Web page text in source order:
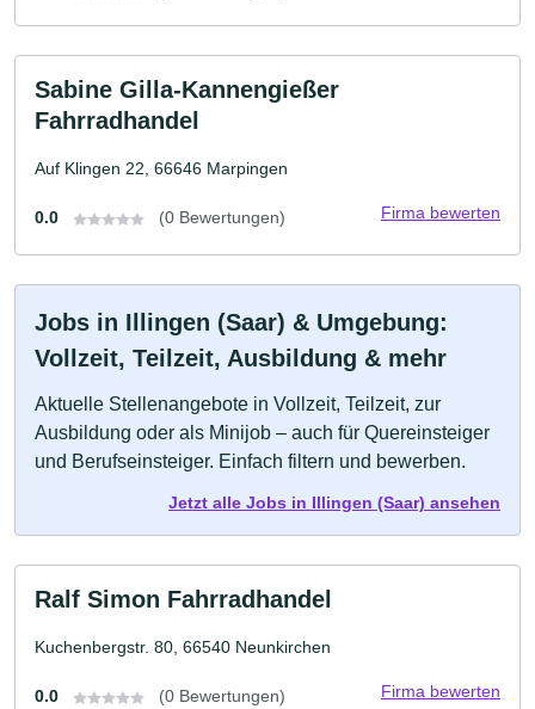
Sabine Gilla-Kannengießer
Fahrradhandel
Auf Klingen 22, 66646 Marpingen
0.0 (0 Bewertungen) Firma bewerten
Jobs in Illingen (Saar) & Umgebung:
Vollzeit, Teilzeit, Ausbildung & mehr
Aktuelle Stellenangebote in Vollzeit, Teilzeit, zur
Ausbildung oder als Minijob – auch für Quereinsteiger
und Berufseinsteiger. Einfach filtern und bewerben.
Jetzt alle Jobs in Illingen (Saar) ansehen
Ralf Simon Fahrradhandel
Kuchenbergstr. 80, 66540 Neunkirchen
0.0 (0 Bewertungen) Firma bewerten